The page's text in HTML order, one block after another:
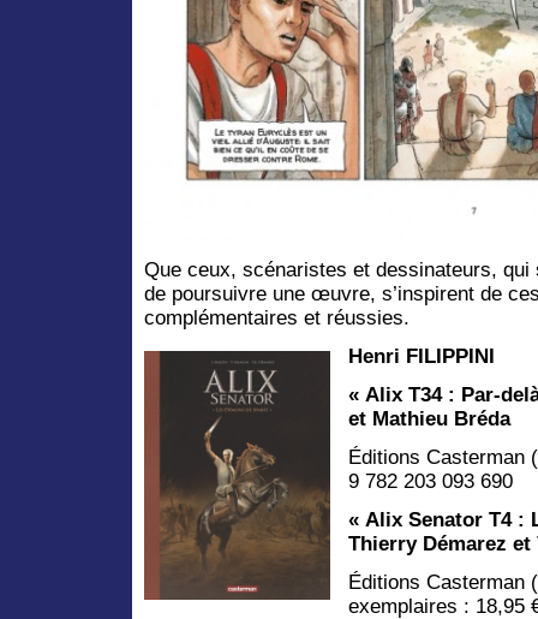
Que ceux, scénaristes et dessinateurs, qui
de poursuivre une œuvre, s’inspirent de
complémentaires et réussies.
Henri FILIPPINI
« Alix T34 : Par-
et Mathieu Bréda
Éditions Casterman
9 782 203 093 690
« Alix Senator T4 :
Thierry Démarez
Éditions Casterman
exemplaires : 18,95